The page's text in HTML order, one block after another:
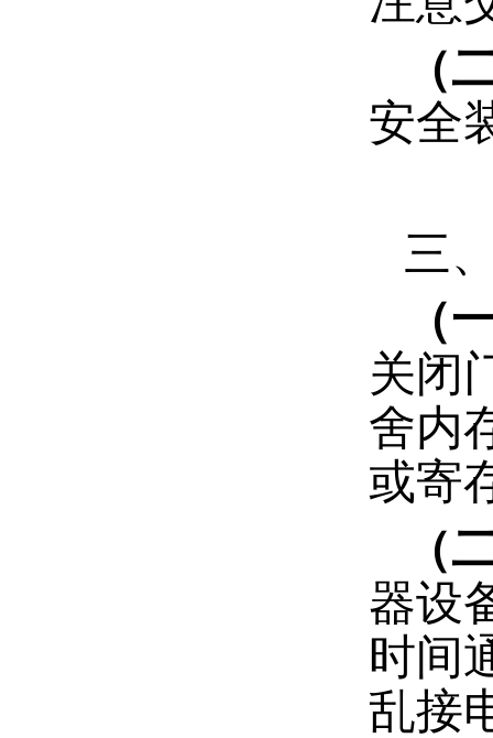
（
安全
三
（
关闭
舍内
或寄
（
器设
时间
乱接